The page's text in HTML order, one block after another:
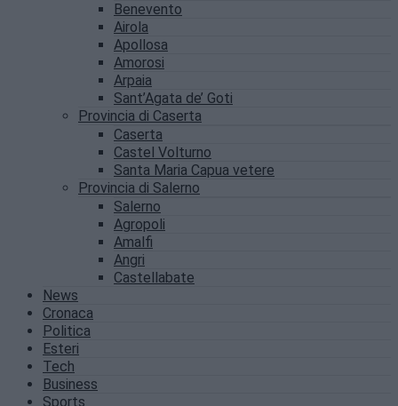
Benevento
Airola
Apollosa
Amorosi
Arpaia
Sant’Agata de’ Goti
Provincia di Caserta
Caserta
Castel Volturno
Santa Maria Capua vetere
Provincia di Salerno
Salerno
Agropoli
Amalfi
Angri
Castellabate
News
Cronaca
Politica
Esteri
Tech
Business
Sports